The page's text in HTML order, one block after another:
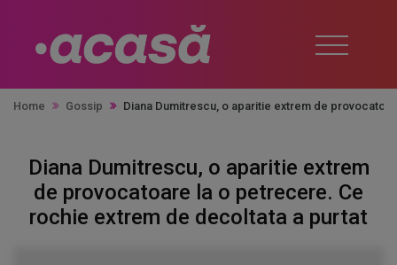
Home Gossip Diana Dumitrescu, o aparitie extrem de
Diana Dumitrescu, o aparitie extrem
de provocatoare la o petrecere. Ce
rochie extrem de decoltata a purtat